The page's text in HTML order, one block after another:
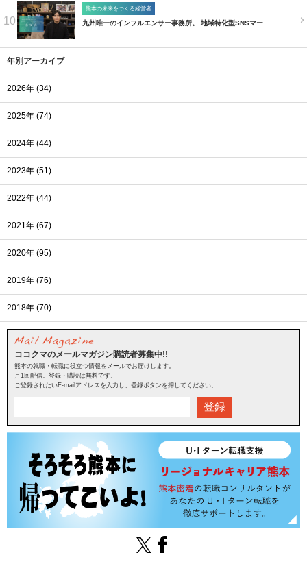
10
熊本の未来をつくる経営者
九州唯一のインフルエンサー事務所。 地域特化型SNSマー…
年別アーカイブ
2026年 (34)
2025年 (74)
2024年 (44)
2023年 (51)
2022年 (44)
2021年 (67)
2020年 (95)
2019年 (76)
2018年 (70)
ココクマのメールマガジン購読者募集中!!
熊本の就職・転職に役立つ情報をメールでお届けします。
月1回配信。登録・購読は無料です。
ご登録されたいE-mailアドレスを入力し、登録ボタンを押してください。
登録